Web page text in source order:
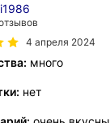
4 апреля 2024
много
нет